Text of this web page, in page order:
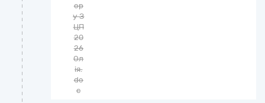
ор
у З
ЦП
20
26
Ол
ія.
do
c